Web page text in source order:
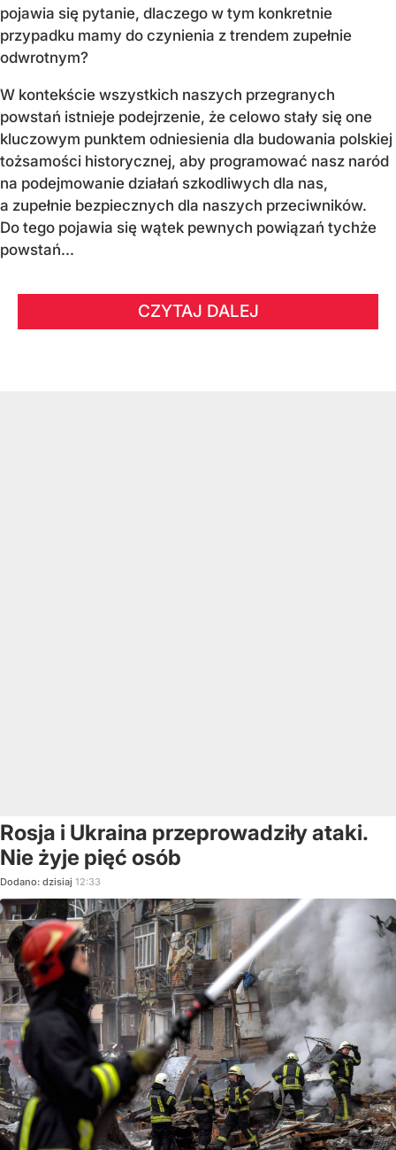
pojawia się pytanie, dlaczego w tym konkretnie
przypadku mamy do czynienia z trendem zupełnie
odwrotnym?
W kontekście wszystkich naszych przegranych
powstań istnieje podejrzenie, że celowo stały się one
kluczowym punktem odniesienia dla budowania polskiej
tożsamości historycznej, aby programować nasz naród
na podejmowanie działań szkodliwych dla nas,
a zupełnie bezpiecznych dla naszych przeciwników.
Do tego pojawia się wątek pewnych powiązań tychże
powstań...
CZYTAJ DALEJ
Rosja i Ukraina przeprowadziły ataki.
Nie żyje pięć osób
Dodano: dzisiaj 12:33